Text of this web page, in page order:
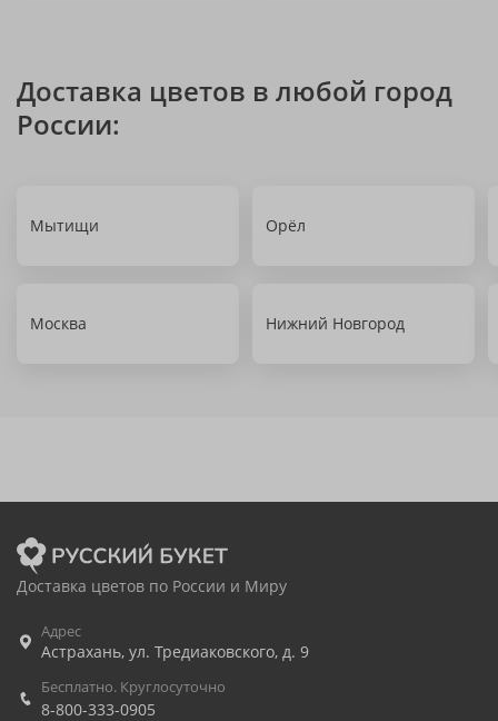
Доставка цветов в любой город
России:
Мытищи Орёл
Москва Нижний Новгород
Доставка цветов по России и Миру
Адрес
Астрахань, ул. Тредиаковского, д. 9
Бесплатно. Круглосуточно
8-800-333-0905